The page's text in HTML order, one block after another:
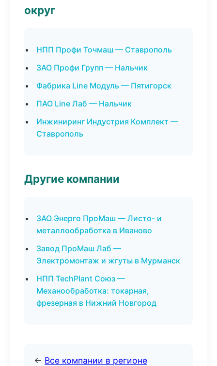
округ
НПП Профи Точмаш — Ставрополь
ЗАО Профи Групп — Нальчик
Фабрика Line Модуль — Пятигорск
ПАО Line Лаб — Нальчик
Инжиниринг Индустрия Комплект —
Ставрополь
Другие компании
ЗАО Энерго ПроМаш — Листо- и
металлообработка в Иваново
Завод ПроМаш Лаб —
Электромонтаж и жгуты в Мурманск
НПП TechPlant Союз —
Механообработка: токарная,
фрезерная в Нижний Новгород
← Все компании в регионе